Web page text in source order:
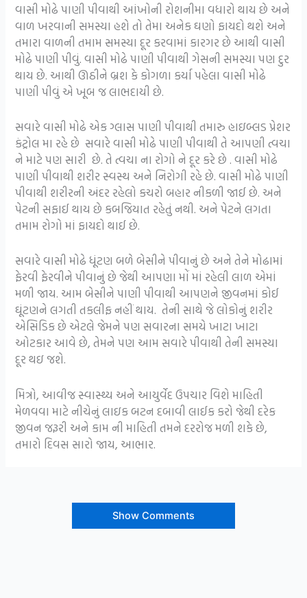
વાસી મોઢે પાણી પીવાથી આંખોની રોશનીમા વધારો થાય છે અને
વાળ ખરવાની સમસ્યા હશે તો તેમા અનેક ઘણો ફાયદો થશે અને
તમારા વાળની તમામ સમસ્યા દૂર કરવામાં કારગર છે આથી વાસી
મોઢે પાણી પીવું. વાસી મોઢે પાણી પીવાથી ગેસની સમસ્યા પણ દુર
થાય છે. આથી ઊઠીને બ્રશ કે કોગળા કર્યા પહેલા વાસી મોઢે
પાણી પીવું એ ખૂબ જ લાભદાયી છે.
સવારે વાસી મોઢે એક ગ્લાસ પાણી પીવાથી તમારુ હાઇબ્લડ પ્રેશર
કંટ્રોલ મા રહે છે સવારે વાસી મોઢે પાણી પીવાથી તે આપણી ત્વચા
ને માટે પણ સારી છે. તે ત્વચા ના રોગો ને દૂર કરે છે . વાસી મોઢે
પાણી પીવાથી શરીર સ્વસ્થ અને નિરોગી રહે છે. વાસી મોઢે પાણી
પીવાથી શરીરની અંદર રહેલો કચરો બહાર નીકળી જાઈ છે. અને
પેટની સફાઈ થાય છે કબજિયાત રહેતું નથી. અને પેટને લગતા
તમામ રોગો માં ફાયદો થાઈ છે.
સવારે વાસી મોઢે ધૂંટણ બળે બેસીને પીવાનું છે અને તેને મોઢામાં
ફેરવી ફેરવીને પીવાનું છે જેથી આપણા મોં માં રહેલી લાળ એમાં
મળી જાય. આમ બેસીને પાણી પીવાથી આપણને જીવનમાં કોઈ
ઘૂંટણને લગતી તકલીફ નહીં થાય. તેની સાથે જે લોકોનું શરીર
એસિડિક છે એટલે જેમને પણ સવારના સમયે ખાટા ખાટા
ઓટકાર આવે છે, તેમને પણ આમ સવારે પીવાથી તેની સમસ્યા
દૂર થઇ જશે.
મિત્રો, આવીજ સ્વાસ્થ્ય અને આયુર્વેદ ઉપચાર વિશે માહિતી
મેળવવા માટે નીચેનું લાઇક બટન દબાવી લાઈક કરો જેથી દરેક
જીવન જરૂરી અને કામ ની માહિતી તમને દરરોજ મળી શકે છે,
તમારો દિવસ સારો જાય, આભાર.
Show Comments